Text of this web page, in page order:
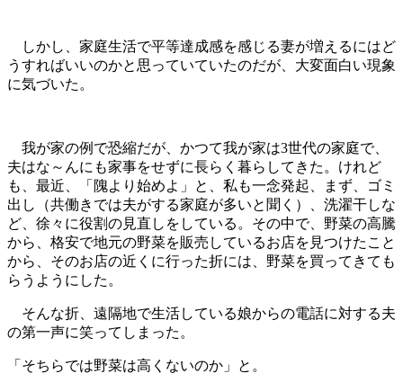
しかし、家庭生活で平等達成感を感じる妻が増えるにはど
うすればいいのかと思っていていたのだが、大変面白い現象
に気づいた。
我が家の例で恐縮だが、かつて我が家は3世代の家庭で、
夫はな～んにも家事をせずに長らく暮らしてきた。けれど
も、最近、「隗より始めよ」と、私も一念発起、まず、ゴミ
出し（共働きでは夫がする家庭が多いと聞く）、洗濯干しな
ど、徐々に役割の見直しをしている。その中で、野菜の高騰
から、格安で地元の野菜を販売しているお店を見つけたこと
から、そのお店の近くに行った折には、野菜を買ってきても
らうようにした。
そんな折、遠隔地で生活している娘からの電話に対する夫
の第一声に笑ってしまった。
「そちらでは野菜は高くないのか」と。